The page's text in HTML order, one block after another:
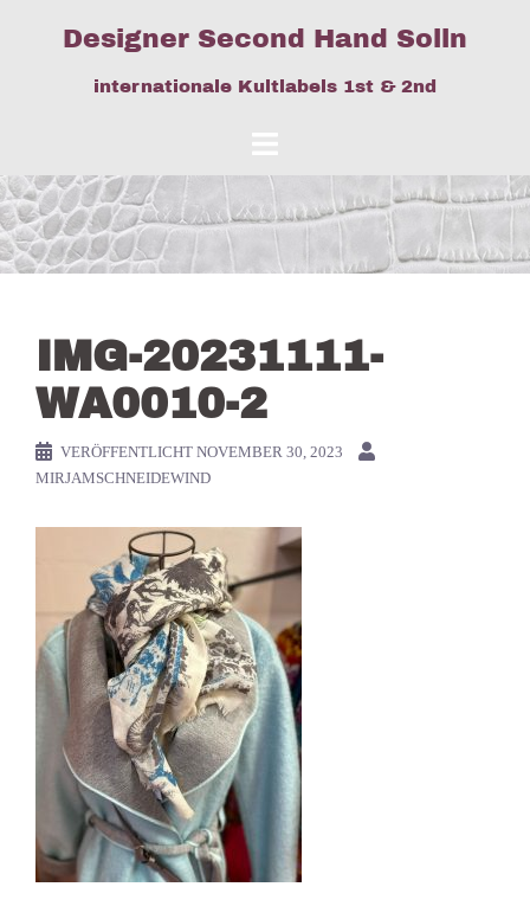
Designer Second Hand Solln
internationale Kultlabels 1st & 2nd
IMG-20231111-
WA0010-2
VERÖFFENTLICHT NOVEMBER 30, 2023
MIRJAMSCHNEIDEWIND